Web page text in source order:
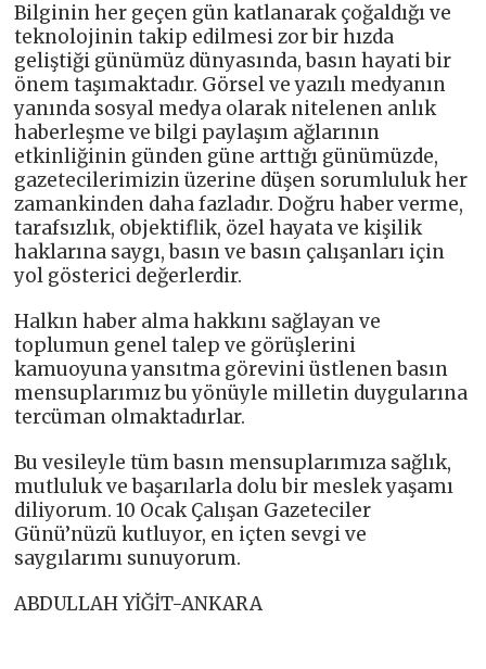
Bilginin her geçen gün katlanarak çoğaldığı ve
teknolojinin takip edilmesi zor bir hızda
geliştiği günümüz dünyasında, basın hayati bir
önem taşımaktadır. Görsel ve yazılı medyanın
yanında sosyal medya olarak nitelenen anlık
haberleşme ve bilgi paylaşım ağlarının
etkinliğinin günden güne arttığı günümüzde,
gazetecilerimizin üzerine düşen sorumluluk her
zamankinden daha fazladır. Doğru haber verme,
tarafsızlık, objektiflik, özel hayata ve kişilik
haklarına saygı, basın ve basın çalışanları için
yol gösterici değerlerdir.
Halkın haber alma hakkını sağlayan ve
toplumun genel talep ve görüşlerini
kamuoyuna yansıtma görevini üstlenen basın
mensuplarımız bu yönüyle milletin duygularına
tercüman olmaktadırlar.
Bu vesileyle tüm basın mensuplarımıza sağlık,
mutluluk ve başarılarla dolu bir meslek yaşamı
diliyorum. 10 Ocak Çalışan Gazeteciler
Günü’nüzü kutluyor, en içten sevgi ve
saygılarımı sunuyorum.
ABDULLAH YİĞİT-ANKARA